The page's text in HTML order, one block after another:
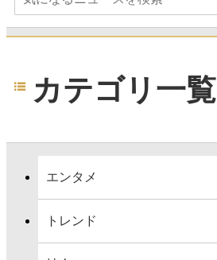
カテゴリ一覧
エンタメ
トレンド